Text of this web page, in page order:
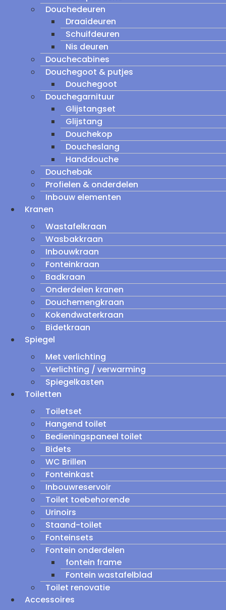
Douchedeuren
Draaideuren
Schuifdeuren
Nis deuren
Douchecabines
Douchegoot & putjes
Douchegoot
Douchegarnituur
Glijstangset
Glijstang
Douchekop
Doucheslang
Handdouche
Douchebak
Profielen & onderdelen
Inbouw elementen
Kranen
Wastafelkraan
Wasbakkraan
Inbouwkraan
Fonteinkraan
Badkraan
Onderdelen kranen
Douchemengkraan
Kokendwaterkraan
Bidetkraan
Spiegel
Met verlichting
Verlichting / verwarming
Spiegelkasten
Toiletten
Toiletset
Hangend toilet
Bedieningspaneel toilet
Bidets
WC Brillen
Fonteinkast
Inbouwreservoir
Toilet toebehorende
Urinoirs
Staand-toilet
Fonteinsets
Fontein onderdelen
fontein frame
Fontein wastafelblad
Toilet renovatie
Accessoires